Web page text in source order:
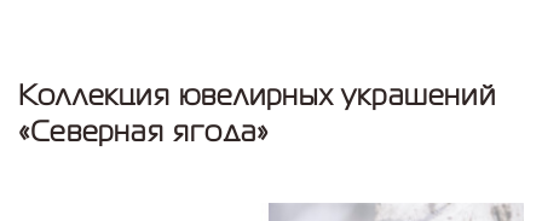
Коллекция ювелирных украшений
«Северная ягода»